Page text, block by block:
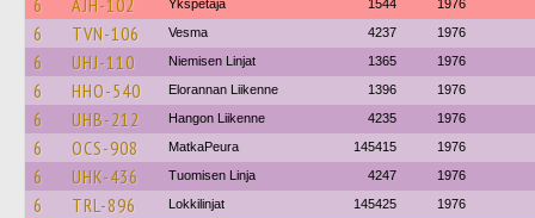
6 AJH-102 Ykspetäjä 1544 1976
6 TVN-106 Vesma 4237 1976
6 UHJ-110 Niemisen Linjat 1365 1976
6 HHO-540 Elorannan Liikenne 1396 1976
6 UHB-212 Hangon Liikenne 4235 1976
6 OCS-908 MatkaPeura 145415 1976
6 UHK-436 Tuomisen Linja 4247 1976
6 TRL-896 Lokkilinjat 145425 1976